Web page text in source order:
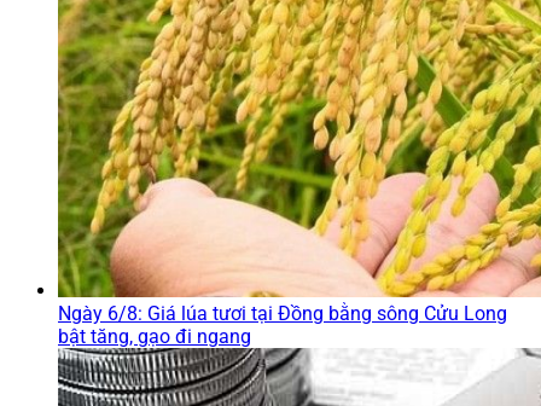
Ngày 6/8: Giá lúa tươi tại Đồng bằng sông Cửu Long
bật tăng, gạo đi ngang